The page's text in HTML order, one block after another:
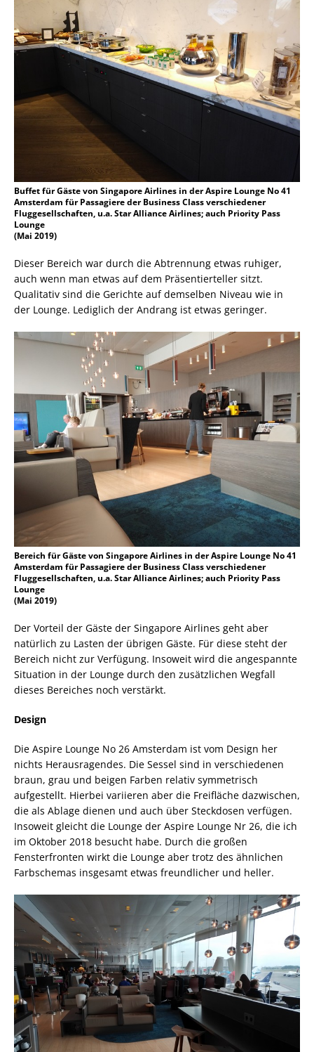
Buffet für Gäste von Singapore Airlines in der Aspire Lounge No 41
Amsterdam für Passagiere der Business Class verschiedener
Fluggesellschaften, u.a. Star Alliance Airlines; auch Priority Pass
Lounge
(Mai 2019)
Dieser Bereich war durch die Abtrennung etwas ruhiger,
auch wenn man etwas auf dem Präsentierteller sitzt.
Qualitativ sind die Gerichte auf demselben Niveau wie in
der Lounge. Lediglich der Andrang ist etwas geringer.
Bereich für Gäste von Singapore Airlines in der Aspire Lounge No 41
Amsterdam für Passagiere der Business Class verschiedener
Fluggesellschaften, u.a. Star Alliance Airlines; auch Priority Pass
Lounge
(Mai 2019)
Der Vorteil der Gäste der Singapore Airlines geht aber
natürlich zu Lasten der übrigen Gäste. Für diese steht der
Bereich nicht zur Verfügung. Insoweit wird die angespannte
Situation in der Lounge durch den zusätzlichen Wegfall
dieses Bereiches noch verstärkt.
Design
Die Aspire Lounge No 26 Amsterdam ist vom Design her
nichts Herausragendes. Die Sessel sind in verschiedenen
braun, grau und beigen Farben relativ symmetrisch
aufgestellt. Hierbei variieren aber die Freifläche dazwischen,
die als Ablage dienen und auch über Steckdosen verfügen.
Insoweit gleicht die Lounge der Aspire Lounge Nr 26, die ich
im Oktober 2018 besucht habe. Durch die großen
Fensterfronten wirkt die Lounge aber trotz des ähnlichen
Farbschemas insgesamt etwas freundlicher und heller.